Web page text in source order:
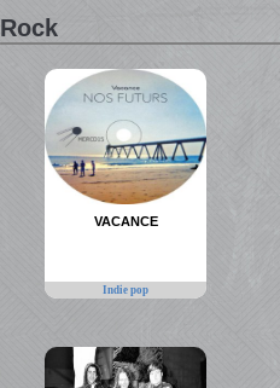
Rock
VACANCE
Indie pop